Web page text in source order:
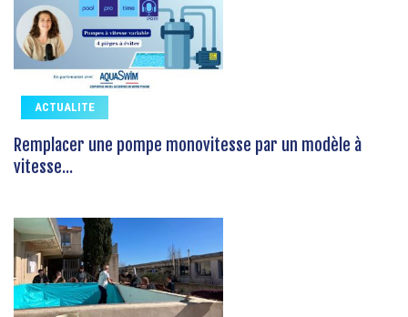
ACTUALITE
Remplacer une pompe monovitesse par un modèle à
vitesse...